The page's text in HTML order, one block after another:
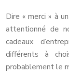
Dire « merci » à
attentionné de
cadeaux
différents à
probablement le